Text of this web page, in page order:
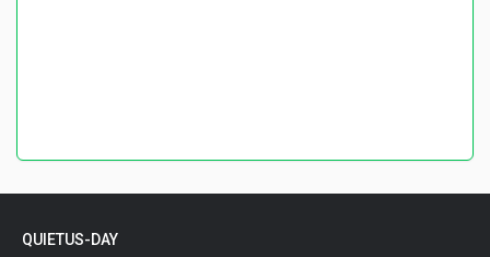
QUIETUS-DAY